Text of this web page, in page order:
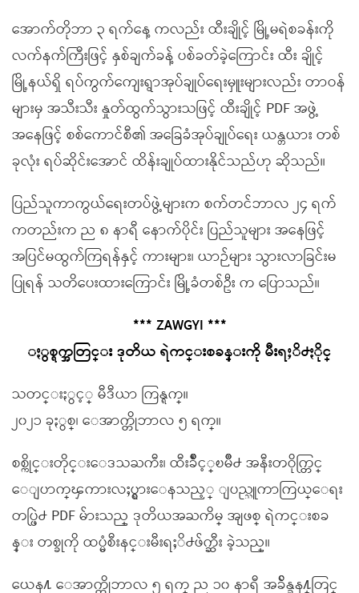
အောက်တိုဘာ ၃ ရက်နေ့ ကလည်း ထီးချိုင့် မြို့မရဲစခန်းကို
လက်နက်ကြီးဖြင့် နှစ်ချက်ခန့် ပစ်ခတ်ခဲ့ကြောင်း ထီး ချိုင့်
မြို့နယ်ရှိ ရပ်ကွက်ကျေးရွာအုပ်ချုပ်ရေးမှူးများလည်း တာဝန်
များမှ အသီးသီး နှုတ်ထွက်သွားသဖြင့် ထီးချိုင့် PDF အဖွဲ့
အနေဖြင့် စစ်ကောင်စီ၏ အခြေခံအုပ်ချုပ်ရေး ယန္တယား တစ်
ခုလုံး ရပ်ဆိုင်းအောင် ထိန်းချုပ်ထားနိုင်သည်ဟု ဆိုသည်။
ပြည်သူကာကွယ်ရေးတပ်ဖွဲ့များက စက်တင်ဘာလ ၂၄ ရက်
ကတည်းက ည ၈ နာရီ နောက်ပိုင်း ပြည်သူများ အနေဖြင့်
အပြင်မထွက်ကြရန်နှင့် ကားများ၊ ယာဉ်များ သွားလာခြင်းမ
ပြုရန် သတိပေးထားကြောင်း မြို့ခံတစ်ဦး က ပြောသည်။
*** ZAWGYI ***
ႏွစ္ရက္အတြင္း ဒုတိယ ရဲကင္းစခန္းကို မီးရႈိ႕ႏိုင္
သတင္းႏွင့္ မီဒီယာ ကြန္ရက္။
၂၀၂၁ ခုႏွစ္၊ ေအာက္တိုဘာလ ၅ ရက္။
စစ္ကိုင္းတိုင္းေဒသႀကီး၊ ထီးခ်ိဳင့္ၿမိဳ႕ အနီးတဝိုက္တြင္
ေျပာက္ၾကားလႈပ္ရွားေနသည့္ ျပည္သူကာကြယ္ေရး
တပ္ဖြဲ႕ PDF မ်ားသည္ ဒုတိယအႀကိမ္ အျဖစ္ ရဲကင္းစခ
န္း တစ္ခုကို ထပ္မံစီးနင္းမီးရႈိ႕ဖ်က္ဆီး ခဲ့သည္။
ယေန႔ ေအာက္တိုဘာလ ၅ ရက္ ည ၁၀ နာရီ အခ်ိန္ခန႔္တြင္